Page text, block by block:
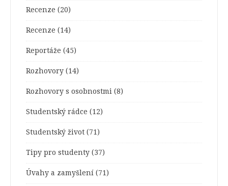
Recenze (20)
Recenze (14)
Reportáže (45)
Rozhovory (14)
Rozhovory s osobnostmi (8)
Studentský rádce (12)
Studentský život (71)
Tipy pro studenty (37)
Úvahy a zamyšlení (71)